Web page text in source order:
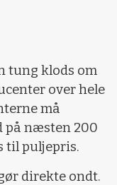
tung klods om
over hele
må
på næsten 200
til puljepris.
direkte ondt.